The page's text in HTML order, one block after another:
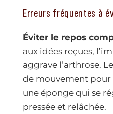
Erreurs fréquentes à
Éviter le repos
aux idées reçues,
aggrave l’arthrose.
de mouvement pour
une éponge qui se
pressée et relâchée.